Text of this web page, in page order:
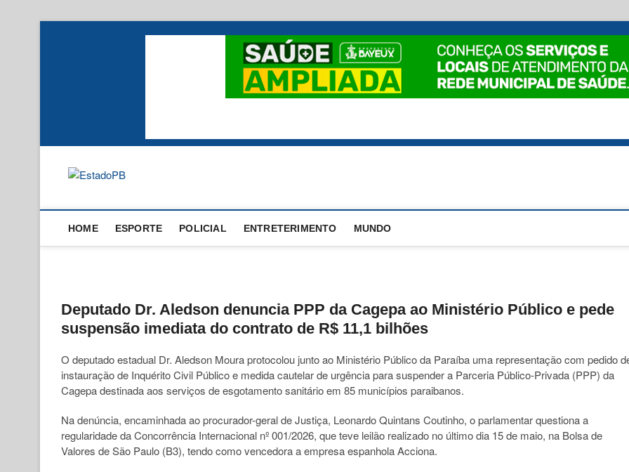
HOME ESPORTE POLICIAL ENTRETERIMENTO MUNDO
Deputado Dr. Aledson denuncia PPP da Cagepa ao Ministério Público e pede
suspensão imediata do contrato de R$ 11,1 bilhões
O deputado estadual Dr. Aledson Moura protocolou junto ao Ministério Público da Paraíba uma representação com pedido
instauração de Inquérito Civil Público e medida cautelar de urgência para suspender a Parceria Público-Privada (PPP) da
Cagepa destinada aos serviços de esgotamento sanitário em 85 municípios paraibanos.
Na denúncia, encaminhada ao procurador-geral de Justiça, Leonardo Quintans Coutinho, o parlamentar questiona a
regularidade da Concorrência Internacional nº 001/2026, que teve leilão realizado no último dia 15 de maio, na Bolsa de
Valores de São Paulo (B3), tendo como vencedora a empresa espanhola Acciona.